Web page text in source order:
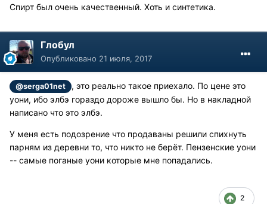
Спирт был очень качественный. Хоть и синтетика.
Глобул
Опубликовано 21 июля, 2017
@serga01net
, это реально такое приехало. По цене это
уони, ибо элбэ гораздо дороже вышло бы. Но в накладной
написано что это элбэ.
У меня есть подозрение что продаваны решили спихнуть
парням из деревни то, что никто не берёт. Пензенские уони
-- самые поганые уони которые мне попадались.
2